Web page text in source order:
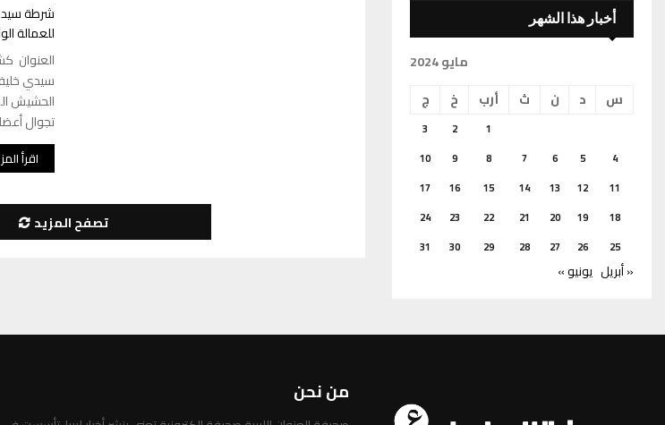
شرطة
للعمالة
العنوان
سيدي
الحشيش
تجوال
اقرأ
تصفح المزيد
أخبار هذا الشهر
مايو 2024
س
د ن ث أرب خ ج
1
2
3
4
5
6
7
8
9
10
11
12
13
14
15
16
17
18
19
20
21
22
23
24
25
26
27
28
29
30
31
« أبريل يونيو »
من نحن